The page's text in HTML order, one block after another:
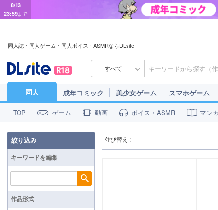
8/13
23:59まで
同人誌・同人ゲーム・同人ボイス・ASMRならDLsite
すべて
同人 成年コミック 美少女ゲーム スマホゲーム
TOP ゲーム 動画 ボイス・ASMR マン
並び替え :
絞り込み
キーワードを編集
検索
作品形式